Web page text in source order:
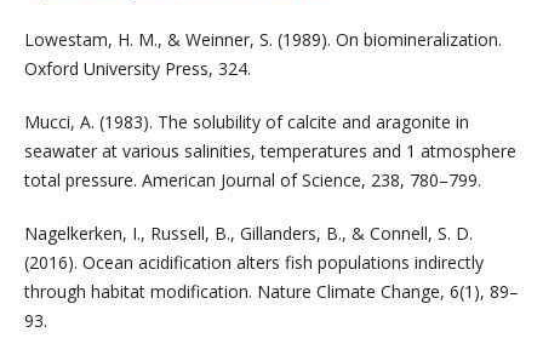
Lowestam, H. M., & Weinner, S. (1989). On biomineralization.
Oxford University Press, 324.
Mucci, A. (1983). The solubility of calcite and aragonite in
seawater at various salinities, temperatures and 1 atmosphere
total pressure. American Journal of Science, 238, 780–799.
Nagelkerken, I., Russell, B., Gillanders, B., & Connell, S. D.
(2016). Ocean acidification alters fish populations indirectly
through habitat modification. Nature Climate Change, 6(1), 89–
93.